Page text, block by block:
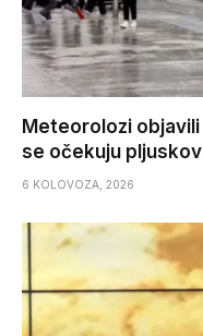
Meteorolozi objavili
se očekuju
6 KOLOVOZA, 2026